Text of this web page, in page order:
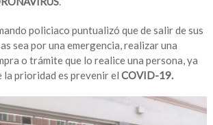
policiaco puntualizó que de salir de sus
sea por una emergencia, realizar una
o trámite que lo realice una persona, ya
la prioridad es prevenir elCOVID-19.